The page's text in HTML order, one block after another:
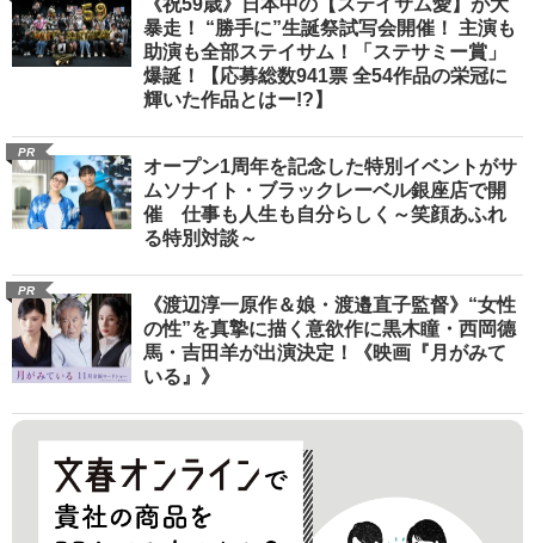
暴走！ “勝手に”生誕祭試写会開催！ 主演も
助演も全部ステイサム！「ステサミー賞」
爆誕！【応募総数941票 全54作品の栄冠に
輝いた作品とはー!?】
PR
オープン1周年を記念した特別イベントがサ
ムソナイト・ブラックレーベル銀座店で開
催 仕事も人生も自分らしく～笑顔あふれ
る特別対談～
PR
《渡辺淳一原作＆娘・渡邉直子監督》“女性
の性”を真摯に描く意欲作に黒木瞳・西岡德
馬・吉田羊が出演決定！《映画『月がみて
いる』》